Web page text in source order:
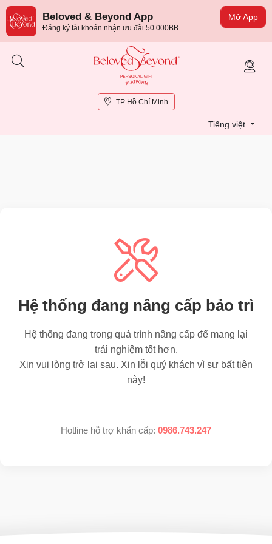
Mở App
Beloved & Beyond App
Đăng ký tài khoản nhận ưu đãi 50.000BB
TP Hồ Chí Minh
Tiếng việt
Hệ thống đang nâng cấp bảo trì
Hệ thống đang trong quá trình nâng cấp để mang lại
trải nghiệm tốt hơn.
Xin vui lòng trở lại sau. Xin lỗi quý khách vì sự bất tiện
này!
Hotline hỗ trợ khẩn cấp: 0986.743.247